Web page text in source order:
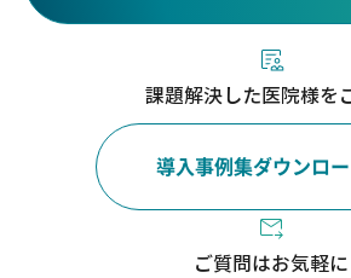
課題解決した医院様を
導入事例集ダウンロ
ご質問はお気軽に